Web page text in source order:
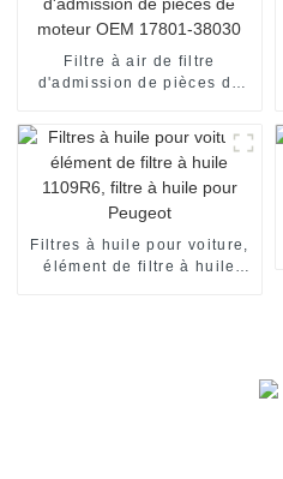
Filtre à air de filtre
d'admission de pièces de
Filtres à huile pour voiture,
élément de filtre à huile